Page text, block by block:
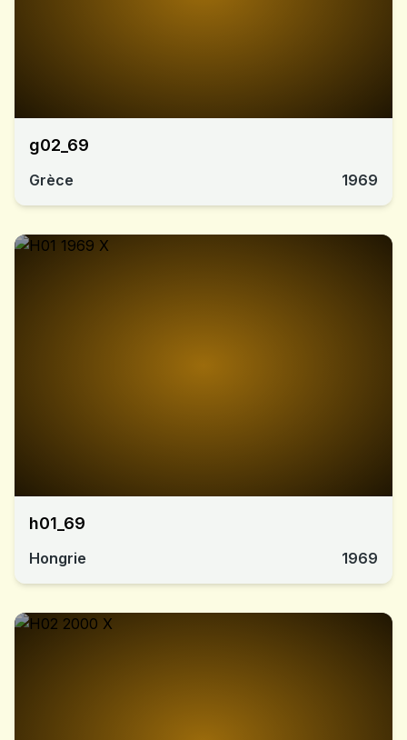
g02_69
Grèce 1969
h01_69
Hongrie 1969